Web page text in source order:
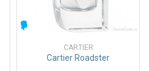
МУЖСКИЕ
CARTIER
Cartier Roadster